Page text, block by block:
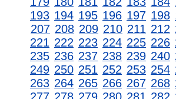
193 194 195 196 197 198
207 208 209 210 211 212
221 222 223 224 225 226
235 236 237 238 239 240
249 250 251 252 253 254
263 264 265 266 267 268